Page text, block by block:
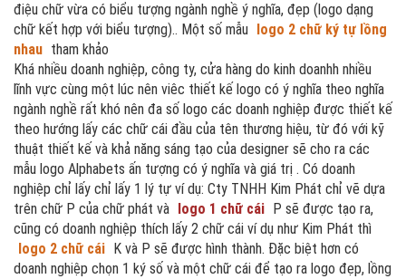
điệu chữ vừa có biểu tượng ngành nghề ý nghĩa, đẹp (logo dạng
chữ kết hợp với biểu tượng).. Một số mẫu
logo 2 chữ ký tự lồng
nhau tham khảo
Khá nhiều doanh nghiệp, công ty, cửa hàng do kinh doanhh nhiều
lĩnh vực cùng một lúc nên viêc thiết kế logo có ý nghĩa theo nghĩa
ngành nghề rất khó nên đa số logo các doanh nghiệp được thiết kế
theo hướng lấy các chữ cái đầu của tên thương hiệu, từ đó với kỹ
thuật thiết kế và khả năng sáng tạo của designer sẽ cho ra các
mẫu logo Alphabets ấn tượng có ý nghĩa và giá trị . Có doanh
nghiệp chỉ lấy chỉ lấy 1 lý tự ví dụ: Cty TNHH Kim Phát chỉ vẽ dựa
trên chữ P của chữ phát và
logo 1 chữ cái
P sẽ được tạo ra,
cũng có doanh nghiệp thích lấy 2 chữ cái ví dụ như Kim Phát thì
logo 2 chữ cái
K và P sẽ được hình thành. Đặc biệt hơn có
doanh nghiệp chọn 1 ký số và một chữ cái để tạo ra logo đẹp, lồng